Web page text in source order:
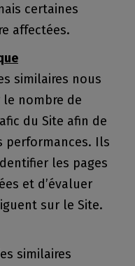
certaines
affectées.
similaires nous
nombre de
du Site afin de
performances. Ils
les pages
et d’évaluer
sur le Site.
similaires